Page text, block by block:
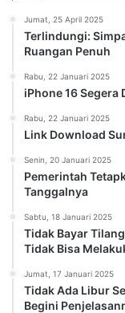
Jumat, 25 April 2025
Terlindungi:
Ruangan Penuh
Rabu, 22 Januari 2025
iPhone 16 Segera
Rabu, 22 Januari 2025
Link Download
Senin, 20 Januari 2025
Pemerintah
Tanggalnya
Sabtu, 18 Januari 2025
Tidak Bayar
Tidak Bisa
Jumat, 17 Januari 2025
Tidak Ada Libur
Begini